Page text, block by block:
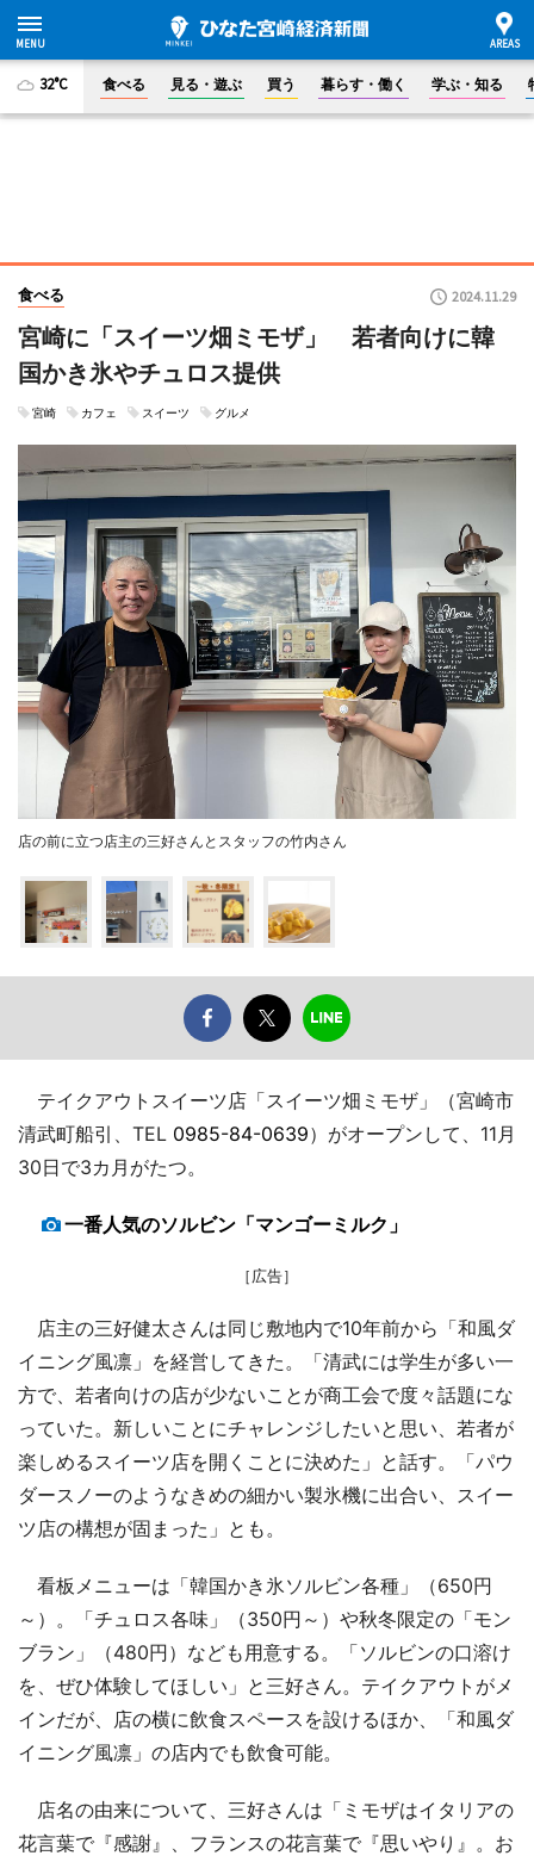
32°C 食べる 見る・遊ぶ 買う 暮らす・働く 学ぶ・知る
食べる 2024.11.29
宮崎に「スイーツ畑ミモザ」 若者向けに韓
国かき氷やチュロス提供
宮崎 カフェ スイーツ グルメ
店の前に立つ店主の三好さんとスタッフの竹内さん
テイクアウトスイーツ店「スイーツ畑ミモザ」（宮崎市
清武町船引、TEL 0985-84-0639）がオープンして、11月
30日で3カ月がたつ。
一番人気のソルビン「マンゴーミルク」
［広告］
店主の三好健太さんは同じ敷地内で10年前から「和風ダ
イニング風凛」を経営してきた。「清武には学生が多い一
方で、若者向けの店が少ないことが商工会で度々話題にな
っていた。新しいことにチャレンジしたいと思い、若者が
楽しめるスイーツ店を開くことに決めた」と話す。「パウ
ダースノーのようなきめの細かい製氷機に出合い、スイー
ツ店の構想が固まった」とも。
看板メニューは「韓国かき氷ソルビン各種」（650円
～）。「チュロス各味」（350円～）や秋冬限定の「モン
ブラン」（480円）なども用意する。「ソルビンの口溶け
を、ぜひ体験してほしい」と三好さん。テイクアウトがメ
インだが、店の横に飲食スペースを設けるほか、「和風ダ
イニング風凛」の店内でも飲食可能。
店名の由来について、三好さんは「ミモザはイタリアの
花言葉で『感謝』、フランスの花言葉で『思いやり』。お